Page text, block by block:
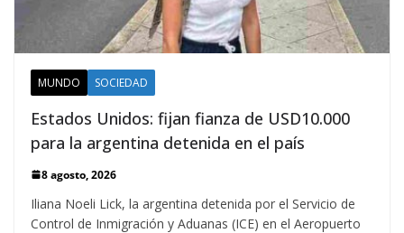
MUNDO SOCIEDAD
Estados Unidos: fijan fianza de USD10.000
para la argentina detenida en el país
8 agosto, 2026
Iliana Noeli Lick, la argentina detenida por el Servicio de
Control de Inmigración y Aduanas (ICE) en el Aeropuerto